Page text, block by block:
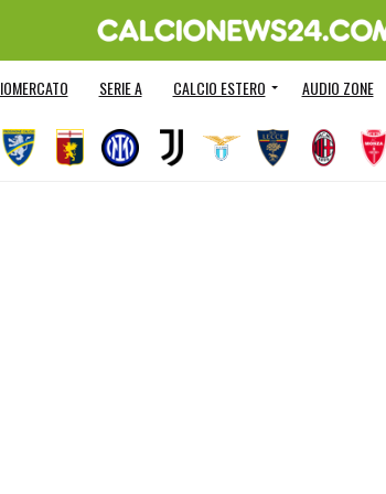
SERIE A CALCIO ESTERO AUDIO ZONE